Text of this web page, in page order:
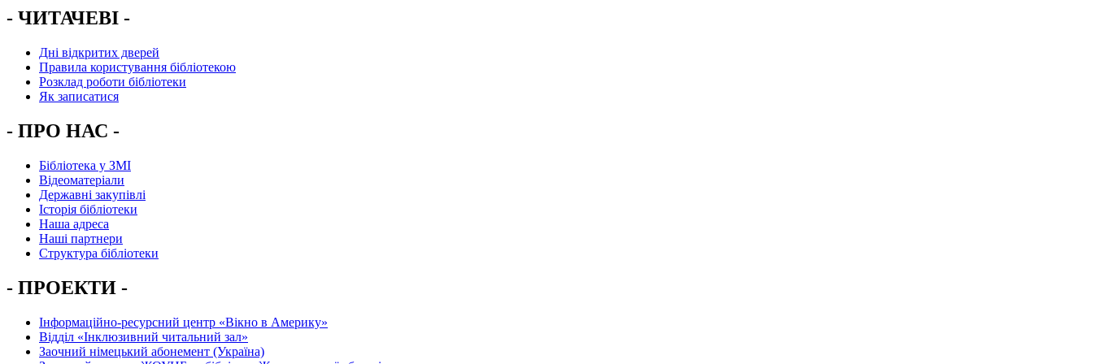
- ЧИТАЧЕВІ -
Дні відкритих дверей
Правила користування бібліотекою
Розклад роботи бібліотеки
Як записатися
- ПРО НАС -
Бібліотека у ЗМІ
Відеоматеріали
Державні закупівлі
Історія бібліотеки
Наша адреса
Наші партнери
Структура бібліотеки
- ПРОЕКТИ -
Інформаційно-ресурсний центр «Вікно в Америку»
Вiддiл «Інклюзивний читальний зал»
Заочний німецький абонемент (Україна)